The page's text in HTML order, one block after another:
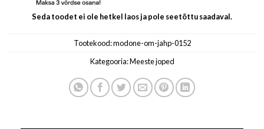
Seda toodet ei ole hetkel laos ja pole seetõttu saadaval.
Tootekood:modone-om-jahp-0152
Kategooria:Meeste joped